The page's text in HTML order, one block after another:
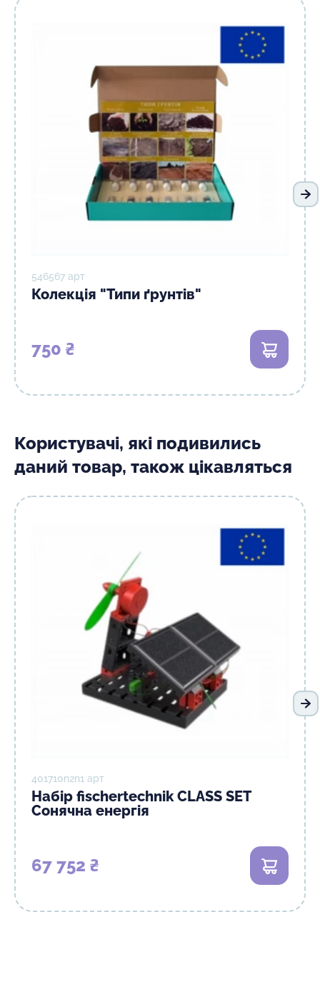
546567 арт
Колекція "Типи ґрунтів"
750 ₴ В кошик
Користувачі, які подивились
даний товар, також цікавляться
401710n2n1 арт
Набір fisсhertechnik CLASS SET
Сонячна енергія
67 752 ₴ В кошик